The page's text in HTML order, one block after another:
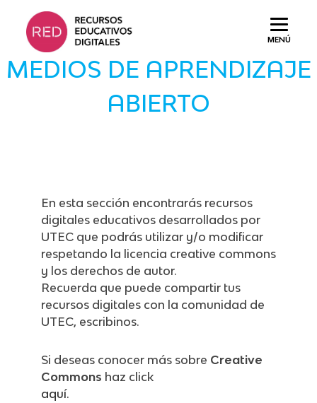
MENÚ
Saltar
contenido.
MEDIOS DE APRENDIZAJE
ABIERTO
En esta sección encontrarás recursos
digitales educativos desarrollados por
UTEC que podrás utilizar y/o modificar
respetando la licencia creative commons
y los derechos de autor.
Recuerda que puede compartir tus
recursos digitales con la comunidad de
UTEC, escribinos.
Si deseas conocer más sobre Creative
Commons haz click
aquí.